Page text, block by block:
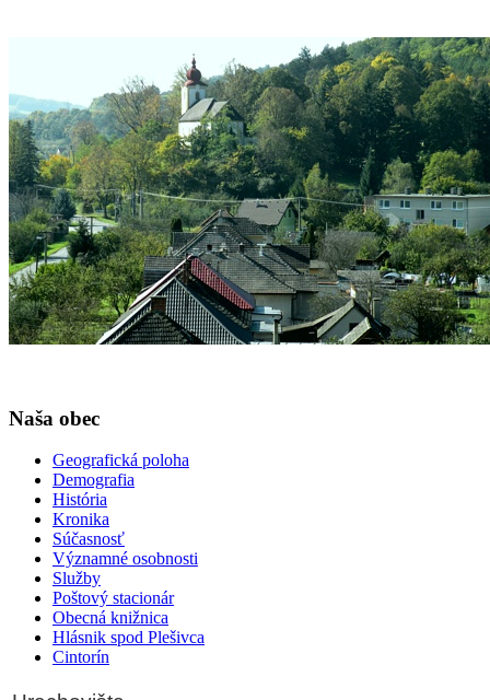
Naša obec
Geografická poloha
Demografia
História
Kronika
Súčasnosť
Významné osobnosti
Služby
Poštový stacionár
Obecná knižnica
Hlásnik spod Plešivca
Cintorín